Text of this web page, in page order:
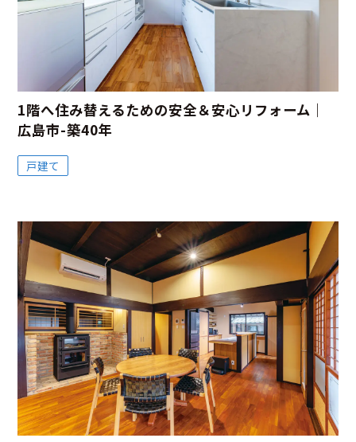
1階へ住み替えるための安全＆安心リフォーム｜
広島市-築40年
戸建て